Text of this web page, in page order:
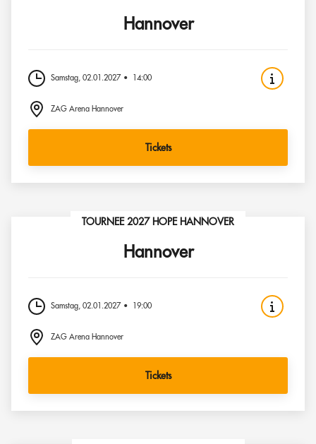
Hannover
Samstag, 02.01.2027 14:00
ZAG Arena Hannover
Tickets
TOURNEE 2027 HOPE HANNOVER
Hannover
Samstag, 02.01.2027 19:00
ZAG Arena Hannover
Tickets